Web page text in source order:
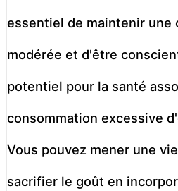
essentiel de maintenir une
modérée et d'être
potentiel pour la santé
consommation excessive
Vous pouvez mener une
sacrifier le goût en